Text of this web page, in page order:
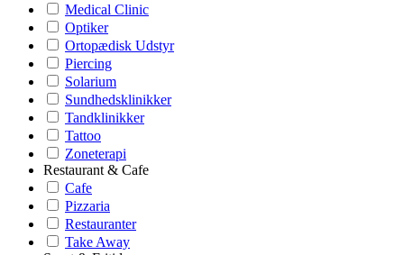
Medical Clinic
Optiker
Ortopædisk Udstyr
Piercing
Solarium
Sundhedsklinikker
Tandklinikker
Tattoo
Zoneterapi
Restaurant & Cafe
Cafe
Pizzaria
Restauranter
Take Away